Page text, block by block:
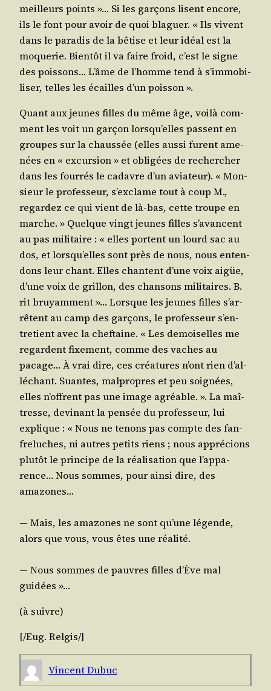
meilleurs points »… Si les gar­çons lisent encore,
ils le font pour avoir de quoi bla­guer. « Ils vivent
dans le para­dis de la bêtise et leur idéal est la
moque­rie. Bien­tôt il va faire froid, c’est le signe
des pois­sons… L’âme de l’homme tend à s’im­mo­bi­
li­ser, telles les écailles d’un poisson ».
Quant aux jeunes filles du même âge, voi­là com­
ment les voit un gar­çon lors­qu’elles passent en
groupes sur la chaus­sée (elles aus­si furent ame­
nées en « excur­sion » et obli­gées de recher­cher
dans les four­rés le cadavre d’un avia­teur). « Mon­
sieur le pro­fes­seur, s’ex­clame tout à coup M.,
regar­dez ce qui vient de là-bas, cette troupe en
marche. » Quelque vingt jeunes filles s’a­vancent
au pas mili­taire : « elles portent un lourd sac au
dos, et lors­qu’elles sont près de nous, nous enten­
dons leur chant. Elles chantent d’une voix aigüe,
d’une voix de grillon, des chan­sons mili­taires. B.
rit bruyam­ment »… Lorsque les jeunes filles s’ar­
rêtent au camp des gar­çons, le pro­fes­seur s’en­
tre­tient avec la chef­taine. « Les demoi­selles me
regardent fixe­ment, comme des vaches au
pacage… À vrai dire, ces créa­tures n’ont rien d’al­
lé­chant. Suantes, mal­propres et peu soi­gnées,
elles n’offrent pas une image agréable. ». La maî­
tresse, devi­nant la pen­sée du pro­fes­seur, lui
explique : « Nous ne tenons pas compte des fan­
fre­luches, ni autres petits riens ; nous appré­cions
plu­tôt le prin­cipe de la réa­li­sa­tion que l’ap­pa­
rence… Nous sommes, pour ain­si dire, des
amazones…
― Mais, les ama­zones ne sont qu’une légende,
alors que vous, vous êtes une réalité.
― Nous sommes de pauvres filles d’Ève mal
guidées »…
(à suivre)
[/​Eug. Rel­gis/​]
Vincent Dubuc